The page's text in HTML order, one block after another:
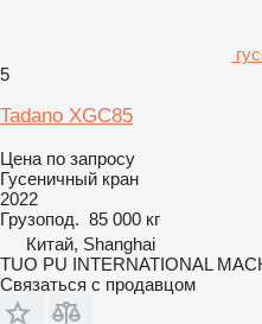
5
Tadano XGC85
Цена по запросу
Гусеничный кран
2022
Грузопод. 85 000 кг
Китай, Shanghai
TUO PU INTERNATIONAL
Связаться с продавцом